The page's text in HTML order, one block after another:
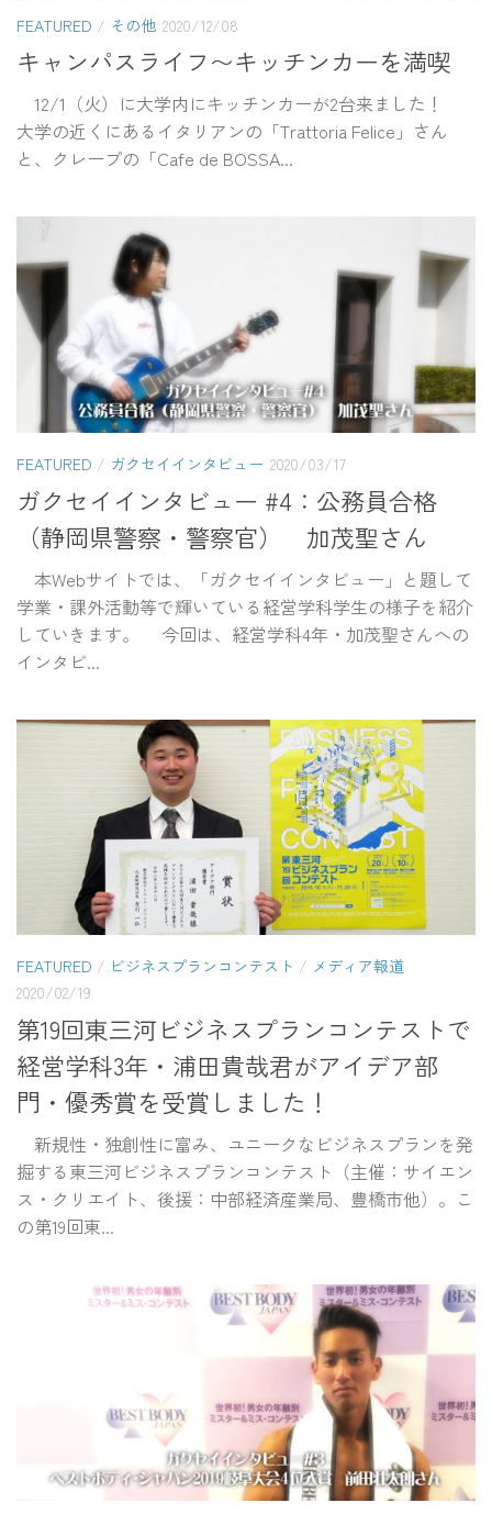
FEATURED / その他 2020/12/08
キャンパスライフ〜キッチンカーを満喫
12/1（火）に大学内にキッチンカーが2台来ました！
大学の近くにあるイタリアンの「Trattoria Felice」さん
と、クレープの「Cafe de BOSSA...
FEATURED / ガクセイインタビュー 2020/03/17
ガクセイインタビュー #4：公務員合格
（静岡県警察・警察官） 加茂聖さん
本Webサイトでは、「ガクセイインタビュー」と題して
学業・課外活動等で輝いている経営学科学生の様子を紹介
していきます。 今回は、経営学科4年・加茂聖さんへの
インタビ...
FEATURED / ビジネスプランコンテスト / メディア報道
2020/02/19
第19回東三河ビジネスプランコンテストで
経営学科3年・浦田貴哉君がアイデア部
門・優秀賞を受賞しました！
新規性・独創性に富み、ユニークなビジネスプランを発
掘する東三河ビジネスプランコンテスト（主催：サイエン
ス・クリエイト、後援：中部経済産業局、豊橋市他）。こ
の第19回東...